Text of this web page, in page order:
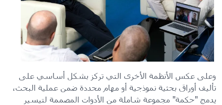
وعلى عكس الأنظمة الأخرى التي تركز بشكل أساسي على
تأليف أوراق بحثية نموذجية أو مهام محددة ضمن عملية البحث،
يدمج "حكمة" مجموعة شاملة من الأدوات المصممة لتيسير